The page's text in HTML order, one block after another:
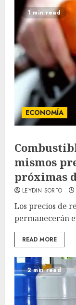
1 min read
ECONOMÍA
mismos
próximas
LEYDIN SORTO
Los precios de
permanecerán
READ MORE
2 min read